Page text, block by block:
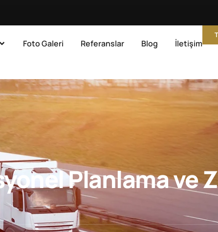
Foto Galeri Referanslar Blog İletişim
Planlama ve